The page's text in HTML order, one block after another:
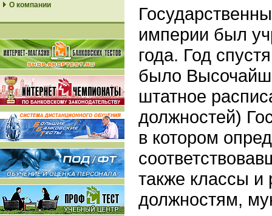
О компании
империи был
года. Год
было
штатное
должностей)
в котором
также классы и
должностям,